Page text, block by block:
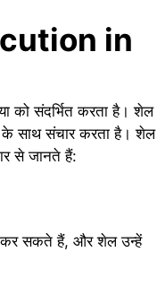
in
को संदर्भित करता है। शेल
के साथ संचार करता है। शेल
से जानते हैं:
कर सकते हैं, और शेल उन्हें